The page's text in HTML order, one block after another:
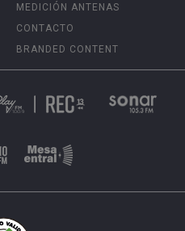
MEDICIÓN ANTENAS
CONTACTO
BRANDED CONTENT